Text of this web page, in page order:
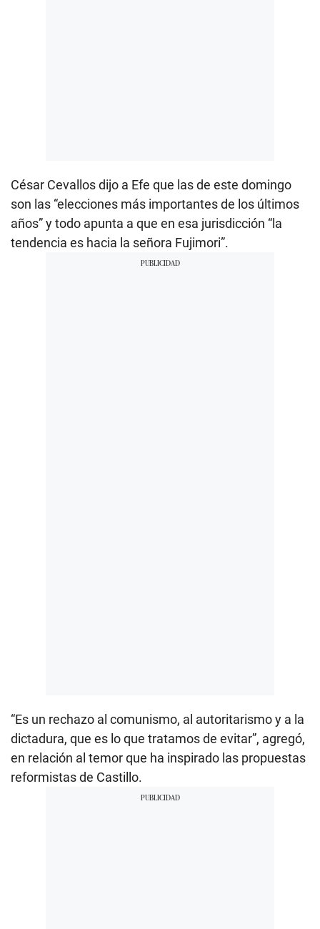
César Cevallos dijo a Efe que las de este domingo
son las “elecciones más importantes de los últimos
años” y todo apunta a que en esa jurisdicción “la
tendencia es hacia la señora Fujimori”.
“Es un rechazo al comunismo, al autoritarismo y a la
dictadura, que es lo que tratamos de evitar”, agregó,
en relación al temor que ha inspirado las propuestas
reformistas de Castillo.